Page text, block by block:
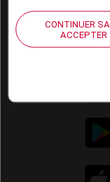
Aide
CONTINUER
ACCEPTER